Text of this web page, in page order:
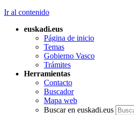
Ir al contenido
euskadi.eus
Página de inicio
Temas
Gobierno Vasco
Trámites
Herramientas
Contacto
Buscador
Mapa web
Buscar en euskadi.eus